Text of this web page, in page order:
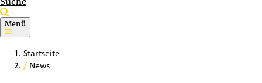
Menü
Startseite
/ News